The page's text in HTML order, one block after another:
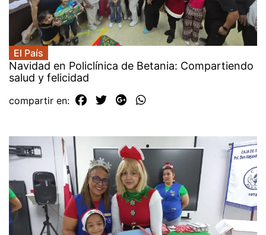
El País
Navidad en Policlínica de Betania: Compartiendo
salud y felicidad
compartir en: